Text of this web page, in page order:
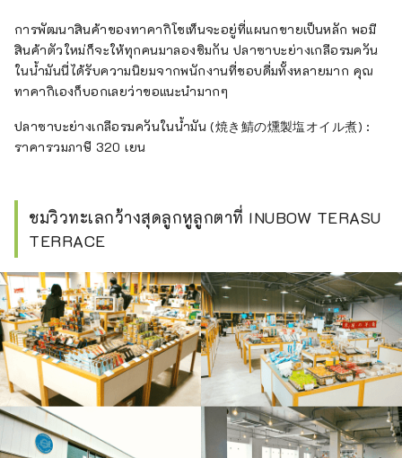
การพัฒนาสินค้าของทาคากิโชเท็นจะอยู่ที่แผนกขายเป็นหลัก พอมี
สินค้าตัวใหม่ก็จะให้ทุกคนมาลองชิมกัน ปลาซาบะย่างเกลือรมควัน
ในน้ำมันนี่ได้รับความนิยมจากพนักงานที่ชอบดื่มทั้งหลายมาก คุณ
ทาคากิเองก็บอกเลยว่าขอแนะนำมากๆ
ปลาซาบะย่างเกลือรมควันในน้ำมัน (焼き鯖の燻製塩オイル煮) :
ราคารวมภาษี 320 เยน
ชมวิวทะเลกว้างสุดลูกหูลูกตาที่ INUBOW TERASU
TERRACE